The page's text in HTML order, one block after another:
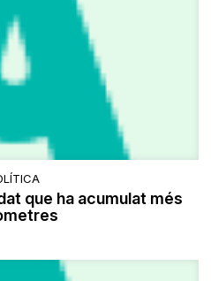
que ha acumulat més